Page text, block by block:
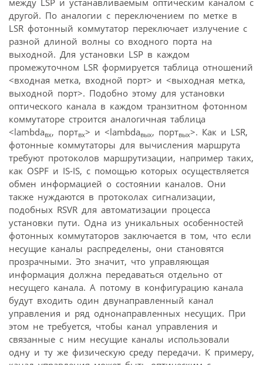
другой. По аналогии с переключением по метке в
LSR фотонный коммутатор переключает излучение с
разной длиной волны со входного порта на
выходной. Для установки LSP в каждом
промежуточном LSR формируется таблица отношений
<входная метка, входной порт> и <выходная метка,
выходной порт>. Подобно этому для установки
оптического канала в каждом транзитном фотонном
коммутаторе строится аналогичная таблица
<lambdaвх, портвх> и <lambdaвых, портвых>. Как и LSR,
фотонные коммутаторы для вычисления маршрута
требуют протоколов маршрутизации, например таких,
как OSPF и IS-IS, с помощью которых осуществляется
обмен информацией о состоянии каналов. Они
также нуждаются в протоколах сигнализации,
подобных RSVR для автоматизации процесса
установки пути. Одна из уникальных особенностей
фотонных коммутаторов заключается в том, что если
несущие каналы распределены, они становятся
прозрачными. Это значит, что управляющая
информация должна передаваться отдельно от
несущего канала. А потому в конфигурацию канала
будут входить один двунаправленный канал
управления и ряд однонаправленных несущих. При
этом не требуется, чтобы канал управления и
связанные с ним несущие каналы использовали
одну и ту же физическую среду передачи. К примеру,